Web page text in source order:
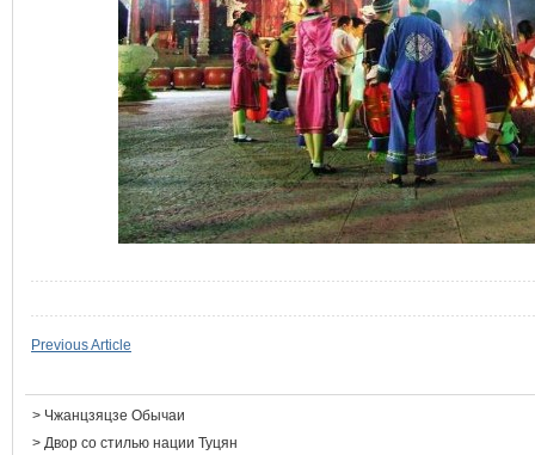
Previous Article
> Чжанцзяцзе Обычаи
> Двор со стилью нации Туцян